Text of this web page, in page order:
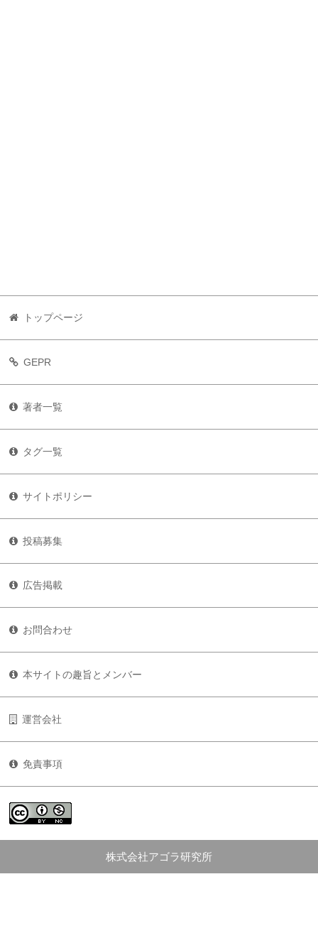
トップページ
GEPR
著者一覧
タグ一覧
サイトポリシー
投稿募集
広告掲載
お問合わせ
本サイトの趣旨とメンバー
運営会社
免責事項
株式会社アゴラ研究所